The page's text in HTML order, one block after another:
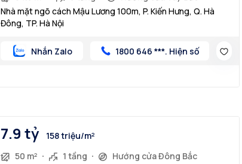
Nhà mặt ngõ cách Mậu Lương 100m, P. Kiến Hưng, Q. Hà
Đông, TP. Hà Nội
Nhắn Zalo 1800 646 ***. Hiện số
7.9 tỷ
158 triệu/m²
50 m²
1 tầng
Hướng cửa Đông Bắc